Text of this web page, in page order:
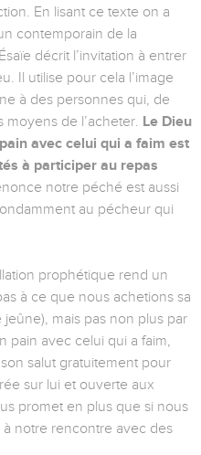
En lisant ce texte on a
contemporain de la
décrit l’invitation à entrer
Il utilise pour cela l’image
à des personnes qui, de
moyens de l’acheter. Le Dieu
avec celui qui a faim est
à participer au repas
notre péché est aussi
au pécheur qui
prophétique rend un
à ce que nous achetions sa
mais pas non plus par
pain avec celui qui a faim,
salut gratuitement pour
sur lui et ouverte aux
promet en plus que si nous
notre rencontre avec des